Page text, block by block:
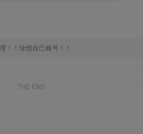
！！珍惜自己账号！！
THE END